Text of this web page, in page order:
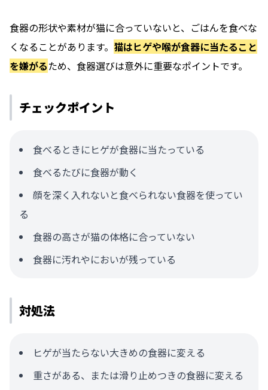
食器の形状や素材が猫に合っていないと、ごはんを食べな
くなることがあります。 猫はヒゲや喉が食器に当たること
を嫌がるため、食器選びは意外に重要なポイントです。
チェックポイント
食べるときにヒゲが食器に当たっている
食べるたびに食器が動く
顔を深く入れないと食べられない食器を使ってい
る
食器の高さが猫の体格に合っていない
食器に汚れやにおいが残っている
対処法
ヒゲが当たらない大きめの食器に変える
重さがある、または滑り止めつきの食器に変える